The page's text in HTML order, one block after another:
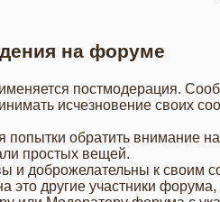
на форуме
постмодерация.
исчезновение своих
попытки обратить внимание
простых вещей.
и доброжелательны к своим
это другие участники